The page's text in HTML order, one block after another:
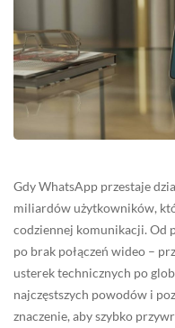
Gdy WhatsApp przestaje
miliardów użytkowników,
codziennej komunikacji. Od
po brak połączeń wideo –
usterek technicznych po
najczęstszych powodów i
znaczenie, aby szybko